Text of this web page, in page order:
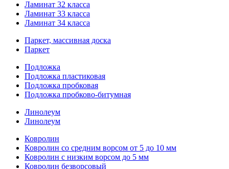
Ламинат 32 класса
Ламинат 33 класса
Ламинат 34 класса
Паркет, массивная доска
Паркет
Подложка
Подложка пластиковая
Подложка пробковая
Подложка пробково-битумная
Линолеум
Линолеум
Ковролин
Ковролин со средним ворсом от 5 до 10 мм
Ковролин с низким ворсом до 5 мм
Ковролин безворсовый